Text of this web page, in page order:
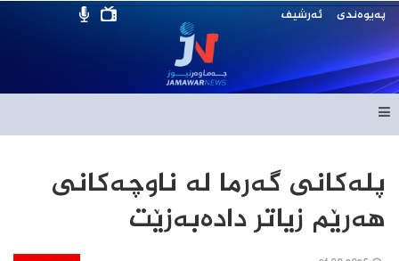
پەیوەندی ئەرشیف
پلەکانی گەرما لە ناوچەکانی
هەرێم زیاتر دادەبەزێت